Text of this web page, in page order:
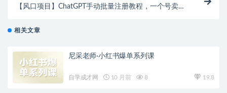
【风口项目】ChatGPT手动批量注册教程，一个号卖
相关文章
尼采老师·小红书爆单系列课
自学成才网 10 月前 8 19.8